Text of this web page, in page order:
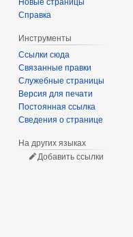
Справка
Инструменты
Ссылки сюда
Связанные правки
Служебные страницы
Версия для печати
Постоянная ссылка
Сведения о странице
На других языках
Добавить ссылки